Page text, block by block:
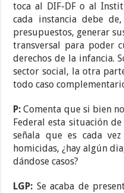
toca al DIF-DF o al
cada instancia debe
presupuestos, generar
transversal para poder
derechos de la infancia.
sector social, la otra
todo caso
P: Comenta que si bien
Federal esta situación
señala que es cada
homicidas, ¿hay algún
dándose casos?
LGP: Se acaba de